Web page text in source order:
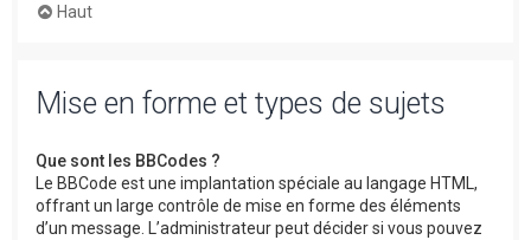
Haut
Mise en forme et types de sujets
Que sont les BBCodes ?
Le BBCode est une implantation spéciale au langage HTML,
offrant un large contrôle de mise en forme des éléments
d’un message. L’administrateur peut décider si vous pouvez